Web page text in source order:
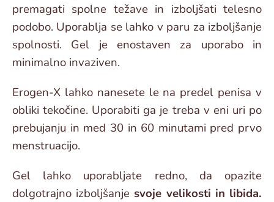
premagati spolne težave in izboljšati telesno
podobo. Uporablja se lahko v paru za izboljšanje
spolnosti. Gel je enostaven za uporabo in
minimalno invaziven.
Erogen-X lahko nanesete le na predel penisa v
obliki tekočine. Uporabiti ga je treba v eni uri po
prebujanju in med 30 in 60 minutami pred prvo
menstruacijo.
Gel lahko uporabljate redno, da opazite
dolgotrajno izboljšanjesvoje velikosti in libida.